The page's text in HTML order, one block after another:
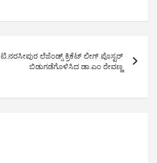
ಟಿ.ನರಸೀಪುರ ಲೆಜೆಂಡ್ಸ್ ಕ್ರಿಕೆಟ್ ಲೀಗ್ ಪೊಸ್ಟರ್
ಬಿಡುಗಡೆಗೊಳಿಸಿದ ಡಾ.ಎಂ ರೇವಣ್ಣ